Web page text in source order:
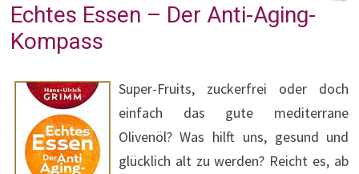
Echtes Essen – Der Anti-Aging-
Kompass
Super-Fruits, zuckerfrei oder doch
einfach das gute mediterrane
Olivenöl? Was hilft uns, gesund und
glücklich alt zu werden? Reicht es, ab